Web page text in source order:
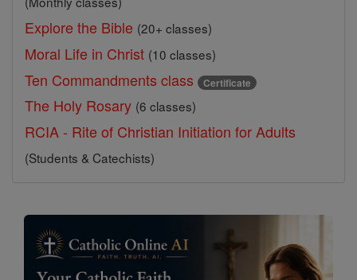
Explore the Bible (20+ classes)
Moral Life in Christ (10 classes)
Ten Commandments class Certificate
The Holy Rosary (6 classes)
RCIA - Rite of Christian Initiation for Adults
(Students & Catechists)